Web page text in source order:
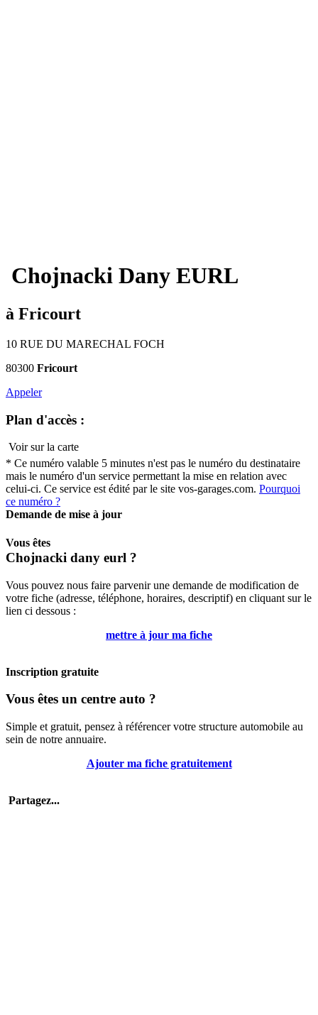
Chojnacki Dany EURL
à Fricourt
10 RUE DU MARECHAL FOCH
80300 Fricourt
Appeler
Plan d'accès :
Voir sur la carte
* Ce numéro valable 5 minutes n'est pas le numéro du destinataire
mais le numéro d'un service permettant la mise en relation avec
celui-ci. Ce service est édité par le site vos-garages.com. Pourquoi
ce numéro ?
Demande de mise à jour
Vous êtes
Chojnacki dany eurl ?
Vous pouvez nous faire parvenir une demande de modification de
votre fiche (adresse, téléphone, horaires, descriptif) en cliquant sur le
lien ci dessous :
mettre à jour ma fiche
Inscription gratuite
Vous êtes un centre auto ?
Simple et gratuit, pensez à référencer votre structure automobile au
sein de notre annuaire.
Ajouter ma fiche gratuitement
Partagez...